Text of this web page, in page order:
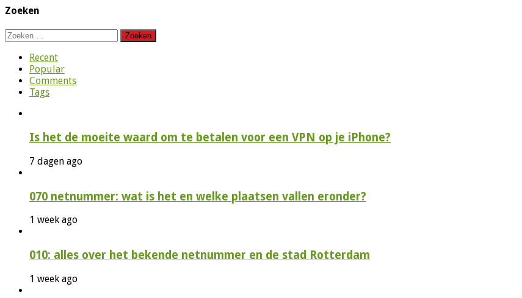
Zoeken
Zoeken
Recent
Popular
Comments
Tags
Is het de moeite waard om te betalen voor een VPN op je iPhone?
7 dagen ago
070 netnummer: wat is het en welke plaatsen vallen eronder?
1 week ago
010: alles over het bekende netnummer en de stad Rotterdam
1 week ago